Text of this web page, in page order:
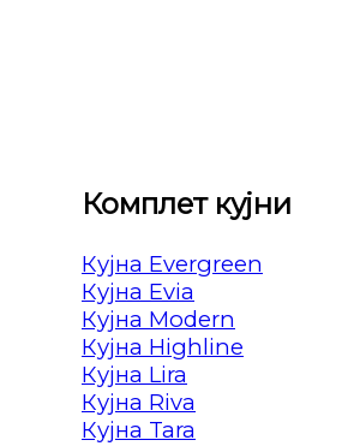
Комплет кујни
Кујна Evergreen
Кујна Evia
Кујна Modern
Кујна Highline
Кујна Lira
Кујна Riva
Кујна Tara